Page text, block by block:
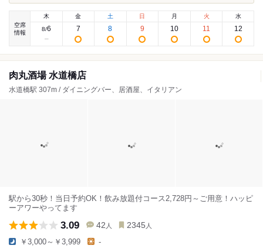
空席
情報
木
8/6
金
7
土
8
日
9
月
10
火
11
水
12
肉丸酒場 水道橋店
水道橋駅 307m / ダイニングバー、居酒屋、イタリアン
駅から30秒！当日予約OK！飲み放題付コース2,728円～ご用意！ハッピ
ーアワーやってます
3.09 42 人 2345 人
￥3,000～￥3,999 -